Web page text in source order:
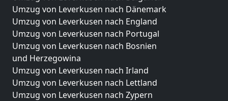
Umzug von Leverkusen nach Dänemark
Umzug von Leverkusen nach England
Umzug von Leverkusen nach Portugal
Umzug von Leverkusen nach Bosnien
und Herzegowina
Umzug von Leverkusen nach Irland
Umzug von Leverkusen nach Lettland
Umzug von Leverkusen nach Zypern